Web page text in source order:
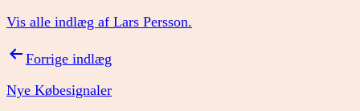
Vis alle indlæg af Lars Persson.
Indlægsnavigation
Forrige indlæg
Nye Købesignaler